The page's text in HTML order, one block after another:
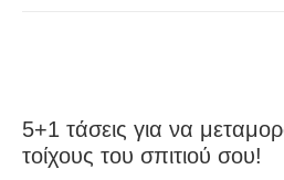
5+1 τάσεις για να
τοίχους του σπιτιού σου!